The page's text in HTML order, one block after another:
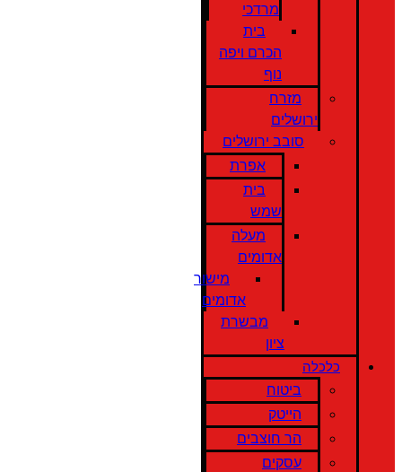
מרדכי
בית
הכרם ויפה
נוף
מזרח
ירושלים
סובב ירושלים
אפרת
בית
שמש
מעלה
אדומים
מישור
אדומים
מבשרת
ציון
כלכלה
ביטוח
הייטק
הר חוצבים
עסקים